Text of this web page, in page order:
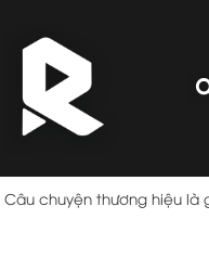
Câu chuyện thương hiệu là